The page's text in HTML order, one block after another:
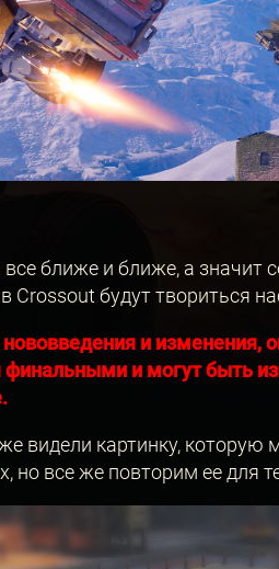
ближе и ближе, а значит
Crossout будут твориться
и изменения,
финальными и могут быть
видели картинку, которую
все же повторим ее для